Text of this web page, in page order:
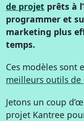
de projet prêts à
programmer et
marketing plus
temps.
Ces modèles sont
meilleurs outils
Jetons un coup
projet Kantree